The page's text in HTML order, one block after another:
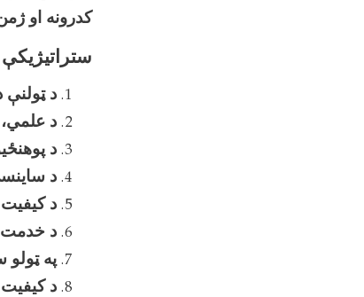
کدرونه او
د ټولنې
د علمي،
د
د
د کیفیت
د خدمت
په
د کیفیت